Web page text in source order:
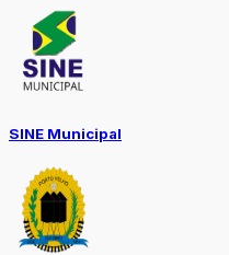
SINE Municipal